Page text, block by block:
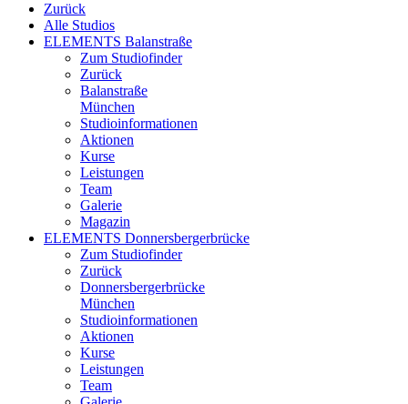
Zurück
Alle Studios
ELEMENTS Balanstraße
Zum Studiofinder
Zurück
Balan­straße
München
Studioinformationen
Aktionen
Kurse
Leistungen
Team
Galerie
Magazin
ELEMENTS Donnersbergerbrücke
Zum Studiofinder
Zurück
Donners­berger­brücke
München
Studioinformationen
Aktionen
Kurse
Leistungen
Team